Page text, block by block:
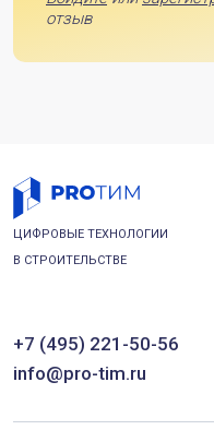
отзыв
ЦИФРОВЫЕ ТЕХНОЛОГИИ
В СТРОИТЕЛЬСТВЕ
+7 (495) 221-50-56
info@pro-tim.ru